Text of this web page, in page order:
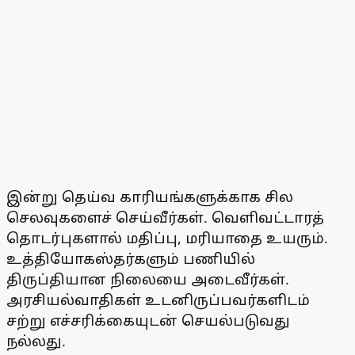
இன்று தெய்வ காரியங்களுக்காக சில
செலவுகளைச் செய்வீர்கள். வெளிவட்டாரத்
தொடர்புகளால் மதிப்பு, மரியாதை உயரும்.
உத்தியோகஸ்தர்களும் பணியில்
திருப்தியான நிலையை அடைவீர்கள்.
அரசியல்வாதிகள் உடனிருப்பவர்களிடம்
சற்று எச்சரிக்கையுடன் செயல்படுவது
நல்லது.